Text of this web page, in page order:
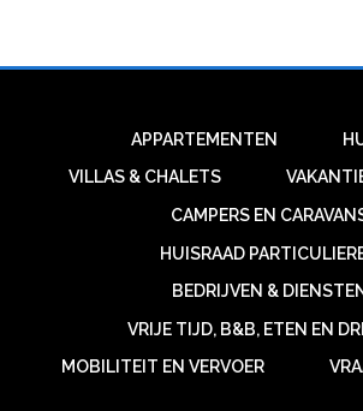
APPARTEMENTEN
VILLAS & CHALETS
CAMPERS EN
HUISRAAD
BEDRIJVEN & DIENSTEN
VRIJE TIJD, B&B, ETEN EN
MOBILITEIT EN VERVOER